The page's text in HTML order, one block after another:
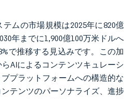
ムの市場規模は2025年に820億
年までに1,900億100万米ドルへ
で推移する見込みです。この加
AIによるコンテンツキュレーシ
プラットフォームへの構造的な
テンツのパーソナライズ、進捗